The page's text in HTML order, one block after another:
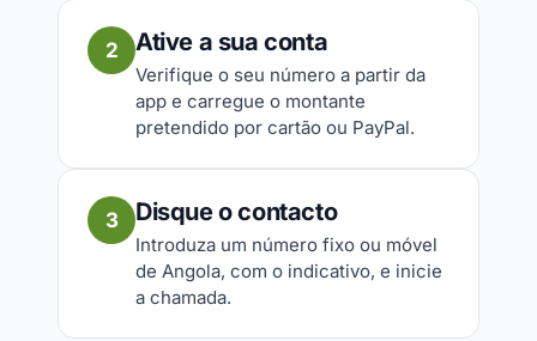
2 Ative a sua conta
Verifique o seu número a partir da
app e carregue o montante
pretendido por cartão ou PayPal.
3 Disque o contacto
Introduza um número fixo ou móvel
de Angola, com o indicativo, e inicie
a chamada.